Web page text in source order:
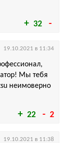
32
22 2
Мы тебя
неимоверно
19.10.2021 в 11:34
19.10.2021 в 11:38